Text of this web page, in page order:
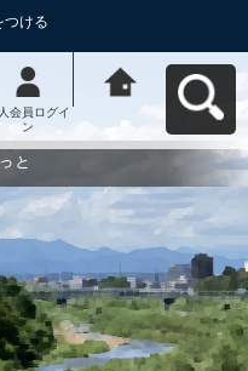
つける
会員ログイ
ン
動応援ｻｲﾄ はち
コミねっとへ戻
と